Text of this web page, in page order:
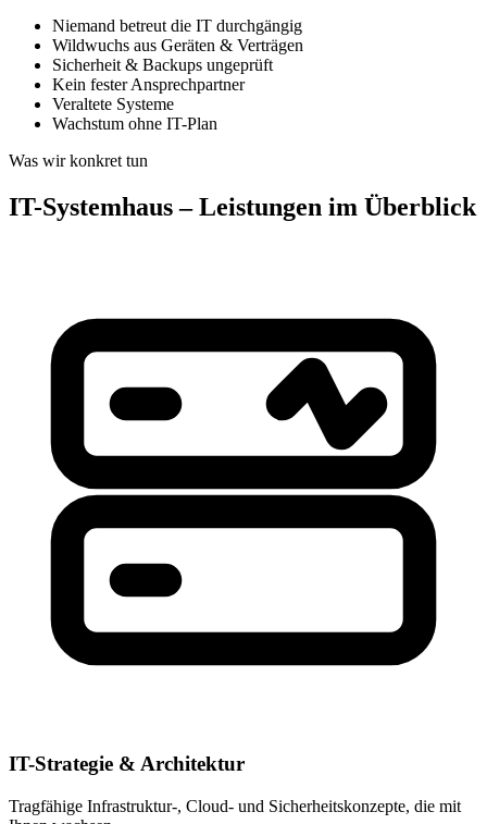
Niemand betreut die IT durchgängig
Wildwuchs aus Geräten & Verträgen
Sicherheit & Backups ungeprüft
Kein fester Ansprechpartner
Veraltete Systeme
Wachstum ohne IT-Plan
Was wir konkret tun
IT-Systemhaus – Leistungen im Überblick
IT-Strategie & Architektur
Tragfähige Infrastruktur-, Cloud- und Sicherheitskonzepte, die mit